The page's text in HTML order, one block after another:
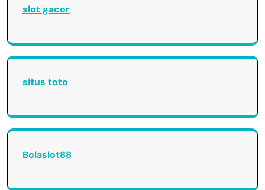
slot gacor
situs toto
Bolaslot88